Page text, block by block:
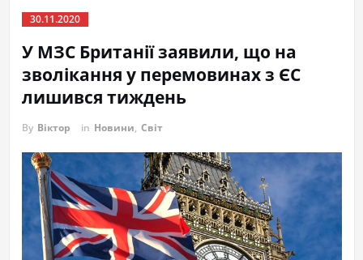
30.11.2020
У МЗС Британії заявили, що на
зволікання у перемовинах з ЄС
лишився тиждень
By Віктор in Новини, Світ